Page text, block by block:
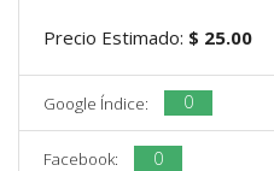
Precio Estimado: $ 25.00
Google Índice: 0
Facebook: 0